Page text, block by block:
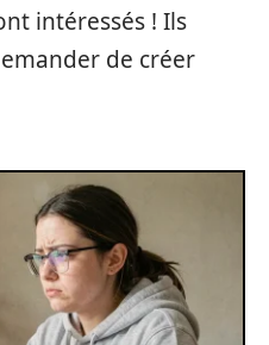
intéressés ! Ils
de créer